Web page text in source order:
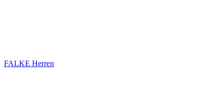
FALKE Herren